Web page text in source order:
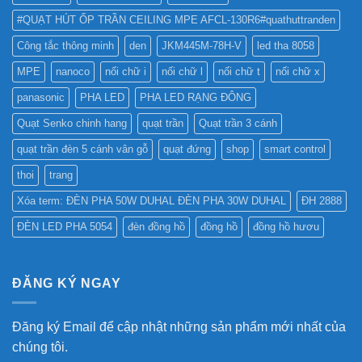
#QUẠT HÚT ỐP TRẦN CEILING MPE AFCL-130R6#quathuttranden
Công tắc thông minh den JKM445M-78H-V led tha 8058
MPE nanoco nối chữ i nối chữ l nối chữ t nối chữ x
panasonic PHA LED PHA LED RẠNG ĐÔNG
Quạt Senko chinh hang quạt trần Quạt trần 3 cánh
quạt trần đèn 5 cánh vân gỗ quạt đứng shop smart control
thoi trang
Xóa term: ĐÈN PHA 50W DUHAL ĐÈN PHA 30W DUHAL ĐH 2888
ĐÈN LED PHA 5054 đèn đồng hồ đồng hồ đồng hồ hươu
ĐĂNG KÝ NGAY
Đăng ký Email để cập nhật những sản phẩm mới nhất của
chúng tôi.